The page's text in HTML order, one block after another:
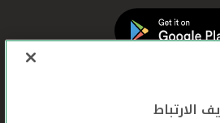
الارتباط